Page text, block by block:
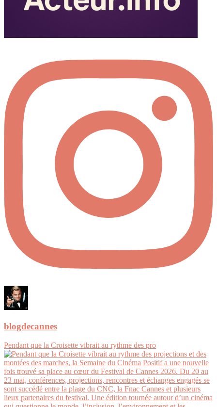
blogdecannes
Pendant que la Croisette vibrait au rythme des pro